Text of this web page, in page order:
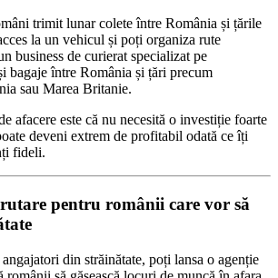
trimit lunar colete între România și țările
la un vehicul și poți organiza rute
business de curierat specializat pe
bagaje între România și țări precum
sau Marea Britanie.
afacere este că nu necesită o investiție foarte
deveni extrem de profitabil odată ce îți
fideli.
pentru românii care vor să
din străinătate, poți lansa o agenție